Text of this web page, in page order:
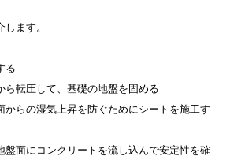
ます。
る
ら転圧して、基礎の地盤を固める
からの湿気上昇を防ぐためにシートを施工す
盤面にコンクリートを流し込んで安定性を確